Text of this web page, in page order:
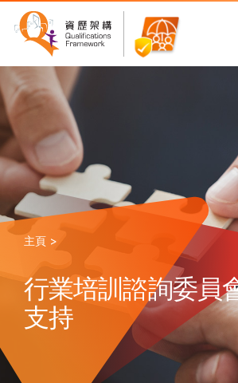
主頁 >
行業培訓諮詢委員
支持